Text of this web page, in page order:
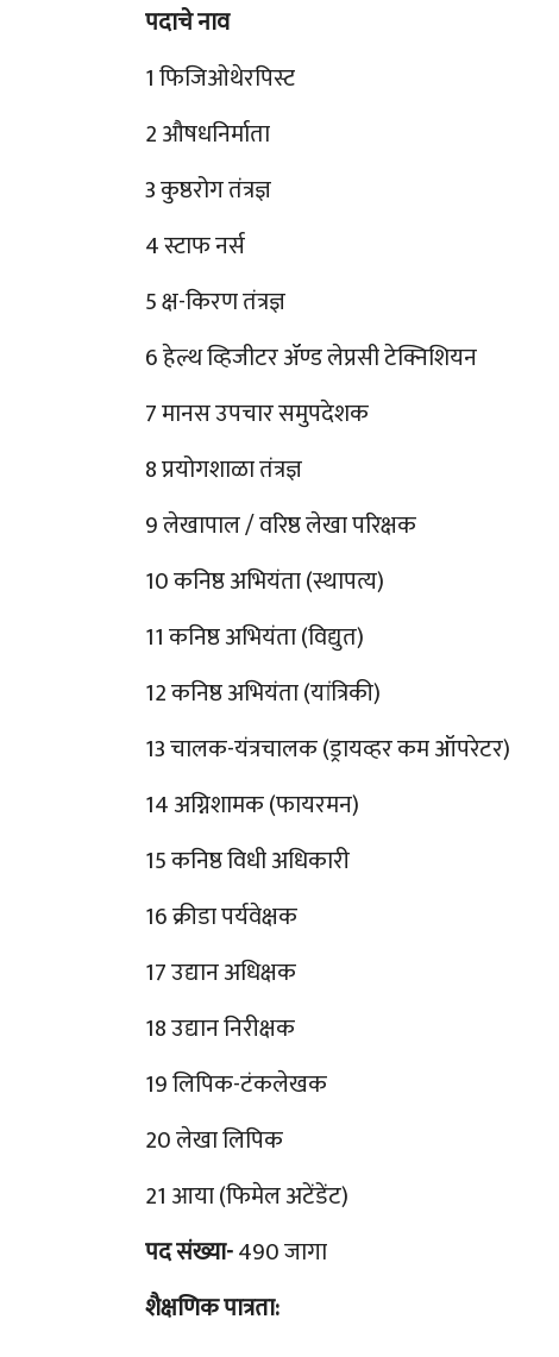
पदाचे नाव
1 फिजिओथेरपिस्ट
2 औषधनिर्माता
3 कुष्ठरोग तंत्रज्ञ
4 स्टाफ नर्स
5 क्ष-किरण तंत्रज्ञ
6 हेल्थ व्हिजीटर ॲण्ड लेप्रसी टेक्निशियन
7 मानस उपचार समुपदेशक
8 प्रयोगशाळा तंत्रज्ञ
9 लेखापाल / वरिष्ठ लेखा परिक्षक
10 कनिष्ठ अभियंता (स्थापत्य)
11 कनिष्ठ अभियंता (विद्युत)
12 कनिष्ठ अभियंता (यांत्रिकी)
13 चालक-यंत्रचालक (ड्रायव्हर कम ऑपरेटर)
14 अग्निशामक (फायरमन)
15 कनिष्ठ विधी अधिकारी
16 क्रीडा पर्यवेक्षक
17 उद्यान अधिक्षक
18 उद्यान निरीक्षक
19 लिपिक-टंकलेखक
20 लेखा लिपिक
21 आया (फिमेल अटेंडेंट)
पद संख्या-490 जागा
शैक्षणिक पात्रता: